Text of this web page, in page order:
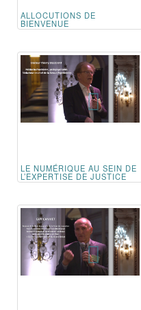
ALLOCUTIONS DE
BIENVENUE
LE NUMÉRIQUE AU SEIN DE
L’EXPERTISE DE JUSTICE